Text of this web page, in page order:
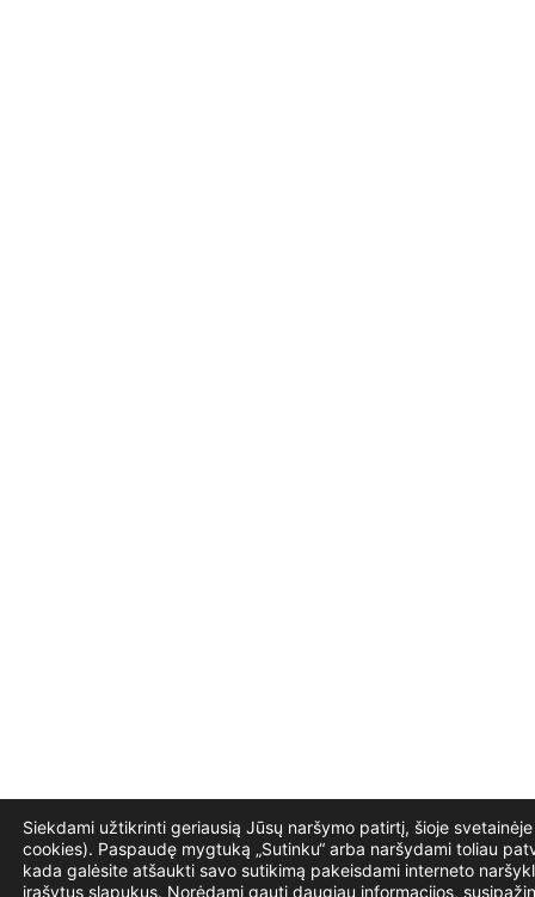
Siekdami užtikrinti geriausią Jūsų naršymo patirtį, šioje
cookies). Paspaudę mygtuką „Sutinku“ arba naršydami toliau
kada galėsite atšaukti savo sutikimą pakeisdami interneto
įrašytus slapukus. Norėdami gauti daugiau informacijos,